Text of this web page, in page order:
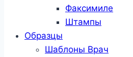
Факсимиле
Штампы
Образцы
Шаблоны Врач